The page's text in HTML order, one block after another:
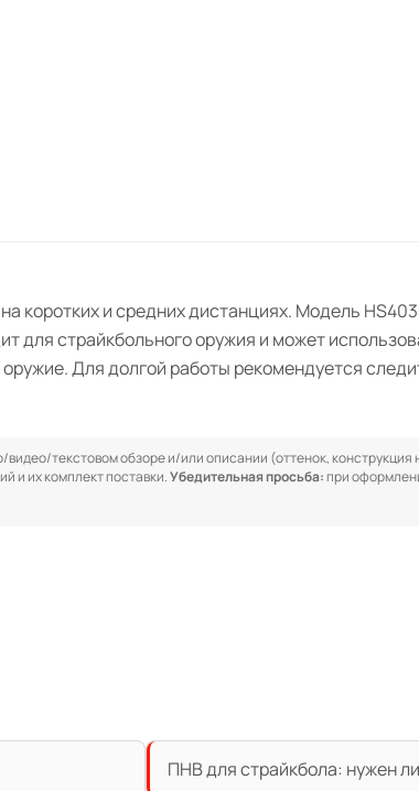
и средних дистанциях. Модель
для страйкбольного оружия и может
Для долгой работы рекомендуется
видео/текстовом обзоре и/или описании (оттенок, конструкция
и их комплект поставки.Убедительная просьба:при
ПНВ для страйкбола: нужен